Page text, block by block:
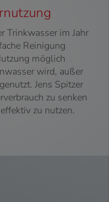
Trinkwasser im Jahr
Reinigung
möglich
wird, außer
Jens Spitzer
zu senken
zu nutzen.